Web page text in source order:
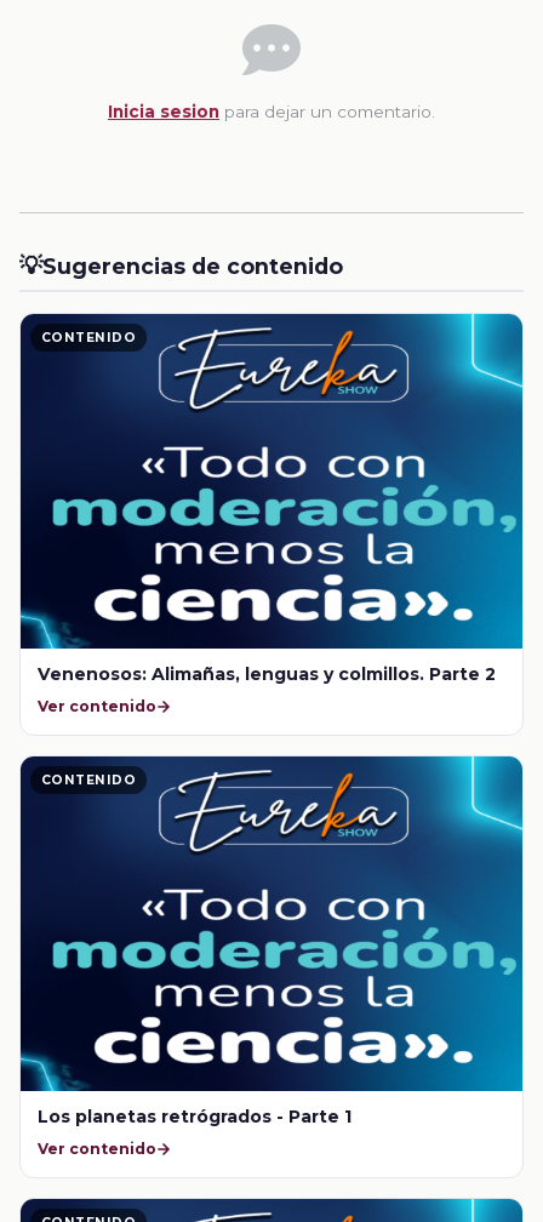
Inicia sesion para dejar un comentario.
💡Sugerencias de contenido
CONTENIDO
Venenosos: Alimañas, lenguas y colmillos. Parte 2
Ver contenido
CONTENIDO
Los planetas retrógrados - Parte 1
Ver contenido